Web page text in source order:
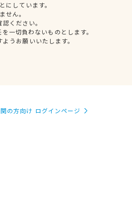
しています。
せん。
ください。
一切負わないものとします。
うお願いいたします。
の方向け ログインページ